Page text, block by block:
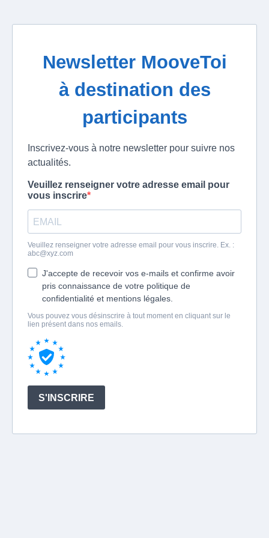
Newsletter MooveToi
à destination des
participants
Inscrivez-vous à notre newsletter pour suivre nos
actualités.
Veuillez renseigner votre adresse email pour
vous inscrire
Veuillez renseigner votre adresse email pour vous inscrire. Ex. :
abc@xyz.com
J'accepte de recevoir vos e-mails et confirme avoir
pris connaissance de votre politique de
confidentialité et mentions légales.
Vous pouvez vous désinscrire à tout moment en cliquant sur le
lien présent dans nos emails.
S'INSCRIRE